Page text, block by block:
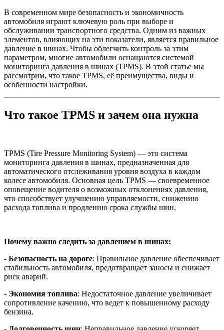
В современном мире безопасность и экономичность
автомобиля играют ключевую роль при выборе и
обслуживании транспортного средства. Одним из важных
элементов, влияющих на эти показатели, является правильное
давление в шинах. Чтобы облегчить контроль за этим
параметром, многие автомобили оснащаются системой
мониторинга давления в шинах (TPMS). В этой статье мы
рассмотрим, что такое TPMS, её преимущества, виды и
особенности настройки.
Что такое TPMS и зачем она нужна
TPMS (Tire Pressure Monitoring System) — это система
мониторинга давления в шинах, предназначенная для
автоматического отслеживания уровня воздуха в каждом
колесе автомобиля. Основная цель TPMS — своевременное
оповещение водителя о возможных отклонениях давления,
что способствует улучшению управляемости, снижению
расхода топлива и продлению срока службы шин.
Почему важно следить за давлением в шинах:
- Безопасность на дороге: Правильное давление обеспечивает
стабильность автомобиля, предотвращает заносы и снижает
риск аварий.
- Экономия топлива: Недостаточное давление увеличивает
сопротивление качению, что ведет к повышенному расходу
бензина.